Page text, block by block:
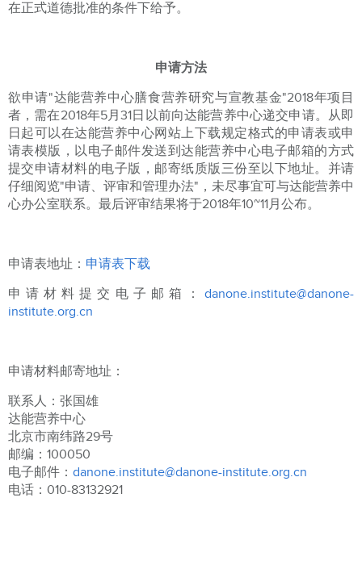
在正式道德批准的条件下给予。
申请方法
欲申请"达能营养中心膳食营养研究与宣教基金"2018年项目
者，需在2018年5月31日以前向达能营养中心递交申请。从即
日起可以在达能营养中心网站上下载规定格式的申请表或申
请表模版，以电子邮件发送到达能营养中心电子邮箱的方式
提交申请材料的电子版，邮寄纸质版三份至以下地址。并请
仔细阅览"申请、评审和管理办法"，未尽事宜可与达能营养中
心办公室联系。最后评审结果将于2018年10~11月公布。
申请表地址： 申请表下载
申请材料提交电子邮箱： danone.institute@danone-
institute.org.cn
申请材料邮寄地址：
联系人：张国雄
达能营养中心
北京市南纬路29号
邮编：100050
电子邮件： danone.institute@danone-institute.org.cn
电话：010-83132921